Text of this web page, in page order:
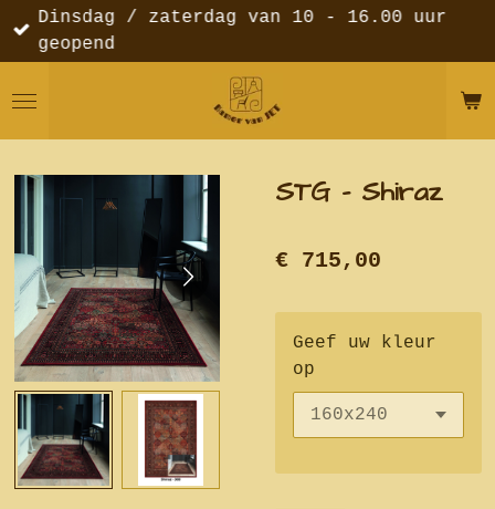
Ga
direct
de
Dinsdag / zaterdag van 10 - 16.00 uur
geopend
STG - Shiraz
€ 715,00
Geef uw kleur
op